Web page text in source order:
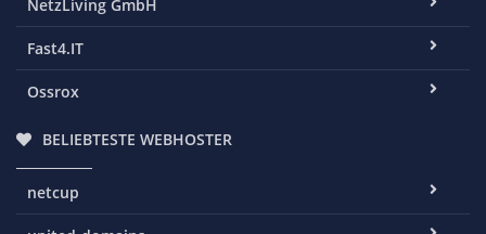
NetzLiving GmbH
Fast4.IT
Ossrox
BELIEBTESTE WEBHOSTER
netcup